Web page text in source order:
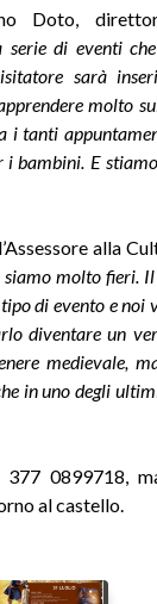
Doto,
serie di eventi
sarà
molto
i tanti
bambini. E
alla
siamo molto fieri.
di evento e noi
diventare un
medievale,
in uno degli
0899718,
al castello.